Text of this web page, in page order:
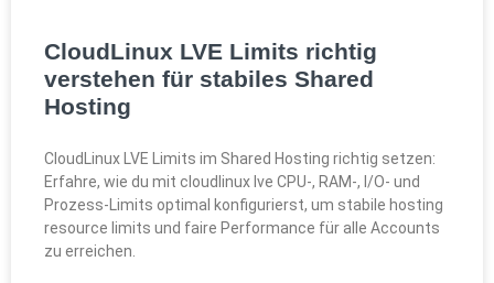
CloudLinux LVE Limits richtig
verstehen für stabiles Shared
Hosting
CloudLinux LVE Limits im Shared Hosting richtig setzen:
Erfahre, wie du mit cloudlinux lve CPU‑, RAM‑, I/O‑ und
Prozess‑Limits optimal konfigurierst, um stabile hosting
resource limits und faire Performance für alle Accounts
zu erreichen.